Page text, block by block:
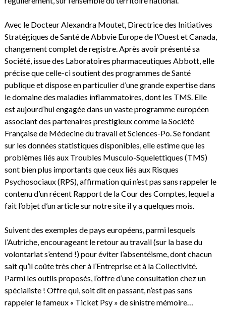
Avec le Docteur Alexandra Moutet, Directrice des Initiatives
Stratégiques de Santé de Abbvie Europe de l’Ouest et Canada,
changement complet de registre. Après avoir présenté sa
Société, issue des Laboratoires pharmaceutiques Abbott, elle
précise que celle-ci soutient des programmes de Santé
publique et dispose en particulier d’une grande expertise dans
le domaine des maladies inflammatoires, dont les TMS. Elle
est aujourd’hui engagée dans un vaste programme européen
associant des partenaires prestigieux comme la Société
Française de Médecine du travail et Sciences-Po. Se fondant
sur les données statistiques disponibles, elle estime que les
problèmes liés aux Troubles Musculo-Squelettiques (TMS)
sont bien plus importants que ceux liés aux Risques
Psychosociaux (RPS), affirmation qui n’est pas sans rappeler le
contenu d’un récent Rapport de la Cour des Comptes, lequel a
fait l’objet d’un article sur notre site il y a quelques mois.
Suivent des exemples de pays européens, parmi lesquels
l’Autriche, encourageant le retour au travail (sur la base du
volontariat s’entend !) pour éviter l’absentéisme, dont chacun
sait qu’il coûte très cher à l’Entreprise et à la Collectivité.
Parmi les outils proposés, l’offre d’une consultation chez un
spécialiste ! Offre qui, soit dit en passant, n’est pas sans
rappeler le fameux « Ticket Psy » de sinistre mémoire…